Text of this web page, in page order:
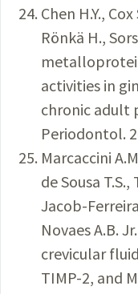
Chen H.Y.,
Rönkä H.,
activities in
chronic adult
Periodontol.
Marcaccini
de Sousa
Jacob-
Novaes A.B.
crevicular
TIMP-2, and